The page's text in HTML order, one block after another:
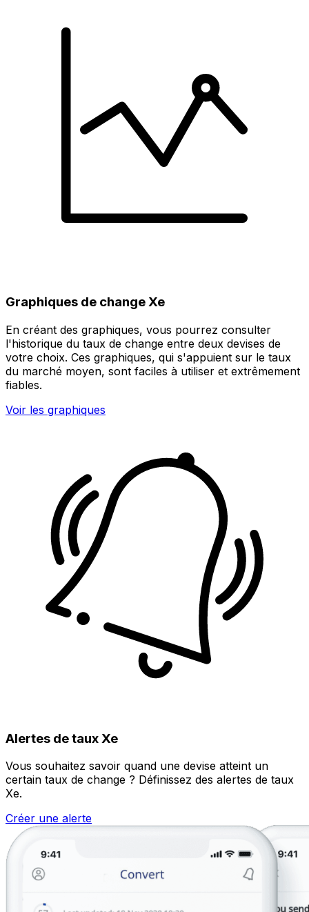
Graphiques de change Xe
En créant des graphiques, vous pourrez consulter
l'historique du taux de change entre deux devises de
votre choix. Ces graphiques, qui s'appuient sur le taux
du marché moyen, sont faciles à utiliser et extrêmement
fiables.
Voir les graphiques
Alertes de taux Xe
Vous souhaitez savoir quand une devise atteint un
certain taux de change ? Définissez des alertes de taux
Xe.
Créer une alerte